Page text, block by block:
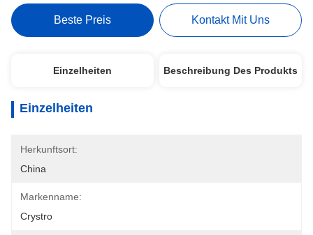
Beste Preis Kontakt Mit Uns
Einzelheiten Beschreibung Des Produkts
Einzelheiten
Herkunftsort:
China
Markenname:
Crystro